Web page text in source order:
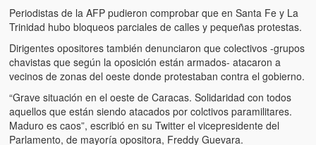
Periodistas de la AFP pudieron comprobar que en Santa Fe y La
Trinidad hubo bloqueos parciales de calles y pequeñas protestas.
Dirigentes opositores también denunciaron que colectivos -grupos
chavistas que según la oposición están armados- atacaron a
vecinos de zonas del oeste donde protestaban contra el gobierno.
“Grave situación en el oeste de Caracas. Solidaridad con todos
aquellos que están siendo atacados por colctivos paramilitares.
Maduro es caos”, escribió en su Twitter el vicepresidente del
Parlamento, de mayoría opositora, Freddy Guevara.